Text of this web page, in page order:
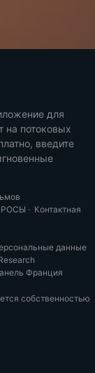
для
на потоковых
введите
· Контактная
данные
Франция
собственностью